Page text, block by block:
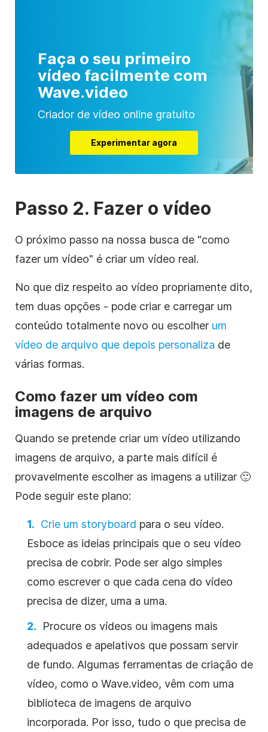
Faça o seu primeiro
vídeo facilmente com
Wave.video
Criador de vídeo online gratuito
Experimentar agora
Passo 2. Fazer o vídeo
O próximo passo na nossa busca de "como
fazer um vídeo" é criar um vídeo real.
No que diz respeito ao vídeo propriamente dito,
tem duas opções - pode criar e carregar um
conteúdo totalmente novo ou escolher um
vídeo de arquivo que depois personaliza de
várias formas.
Como fazer um vídeo com
imagens de arquivo
Quando se pretende criar um vídeo utilizando
imagens de arquivo, a parte mais difícil é
provavelmente escolher as imagens a utilizar 🙂
Pode seguir este plano:
Crie um storyboard para o seu vídeo.
Esboce as ideias principais que o seu vídeo
precisa de cobrir. Pode ser algo simples
como escrever o que cada cena do vídeo
precisa de dizer, uma a uma.
Procure os vídeos ou imagens mais
adequados e apelativos que possam servir
de fundo. Algumas ferramentas de criação de
vídeo, como o Wave.video, vêm com uma
biblioteca de imagens de arquivo
incorporada. Por isso, tudo o que precisa de